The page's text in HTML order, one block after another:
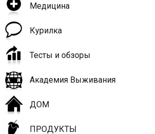
Медицина
Курилка
Тесты и обзоры
Академия Выживания
ДОМ
ПРОДУКТЫ